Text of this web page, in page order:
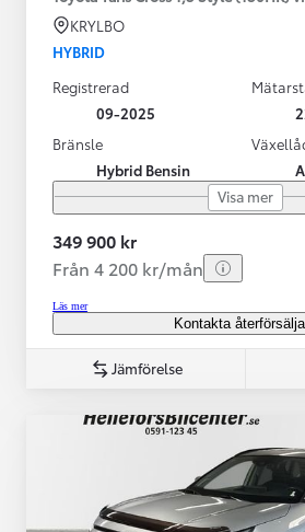
KRYLBO
HYBRID
Registrerad
09-2025
Bränsle
Hybrid Bensin
Visa mer
349 900 kr
Från 4 200 kr/mån
Läs mer
Kontakta
Jämförelse